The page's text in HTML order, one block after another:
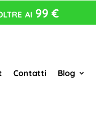
ai 99 €
Contatti Blog